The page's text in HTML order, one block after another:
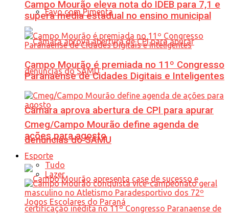
Favo com Pimenta
Câmara aprova abertura de CPI para apurar
denúncias do SAMU
Campo Mourão eleva nota do IDEB para 7,1 e
supera média estadual no ensino municipal
Campo Mourão é premiada no 11º Congresso
Paranaense de Cidades Digitais e Inteligentes
Cmeg/Campo Mourão define agenda de
ações para agosto
Esporte
Tudo
Lazer